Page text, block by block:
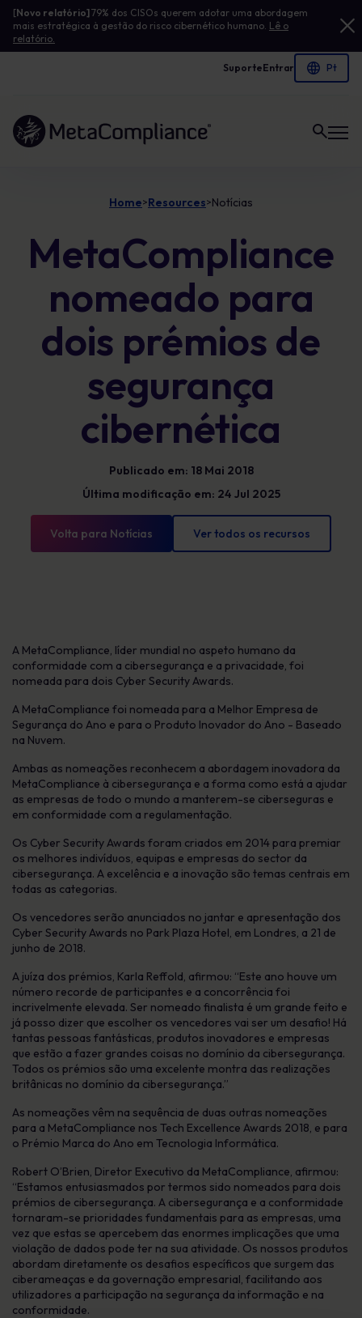
[Novo relatório]79% dos CISOs querem adotar uma abordagem
mais estratégica à gestão do risco cibernético humano. Lê o
relatório.
SuporteEntrar
Ligação à página inicial
Home>Resources>Notícias
MetaCompliance
nomeado para
dois prémios de
segurança
cibernética
Publicado em: 18 Mai 2018
Última modificação em: 24 Jul 2025
Volta para Notícias Ver todos os recursos
A MetaCompliance, líder mundial no aspeto humano da
conformidade com a cibersegurança e a privacidade, foi
nomeada para dois Cyber Security Awards.
A MetaCompliance foi nomeada para a Melhor Empresa de
Segurança do Ano e para o Produto Inovador do Ano - Baseado
na Nuvem.
Ambas as nomeações reconhecem a abordagem inovadora da
MetaCompliance à cibersegurança e a forma como está a ajudar
as empresas de todo o mundo a manterem-se ciberseguras e
em conformidade com a regulamentação.
Os Cyber Security Awards foram criados em 2014 para premiar
os melhores indivíduos, equipas e empresas do sector da
cibersegurança. A excelência e a inovação são temas centrais em
todas as categorias.
Os vencedores serão anunciados no jantar e apresentação dos
Cyber Security Awards no Park Plaza Hotel, em Londres, a 21 de
junho de 2018.
A juíza dos prémios, Karla Reffold, afirmou: “Este ano houve um
número recorde de participantes e a concorrência foi
incrivelmente elevada. Ser nomeado finalista é um grande feito e
já posso dizer que escolher os vencedores vai ser um desafio! Há
tantas pessoas fantásticas, produtos inovadores e empresas
que estão a fazer grandes coisas no domínio da cibersegurança.
Todos os prémios são uma excelente montra das realizações
britânicas no domínio da cibersegurança.”
As nomeações vêm na sequência de duas outras nomeações
para a MetaCompliance nos Tech Excellence Awards 2018, e para
o Prémio Marca do Ano em Tecnologia Informática.
Robert O’Brien, Diretor Executivo da MetaCompliance, afirmou:
“Estamos entusiasmados por termos sido nomeados para dois
prémios de cibersegurança. A cibersegurança e a conformidade
tornaram-se prioridades fundamentais para as empresas, uma
vez que estas se apercebem das enormes implicações que uma
violação de dados pode ter na sua atividade. Os nossos produtos
abordam diretamente os desafios específicos que surgem das
ciberameaças e da governação empresarial, facilitando aos
utilizadores a participação na segurança da informação e na
conformidade.